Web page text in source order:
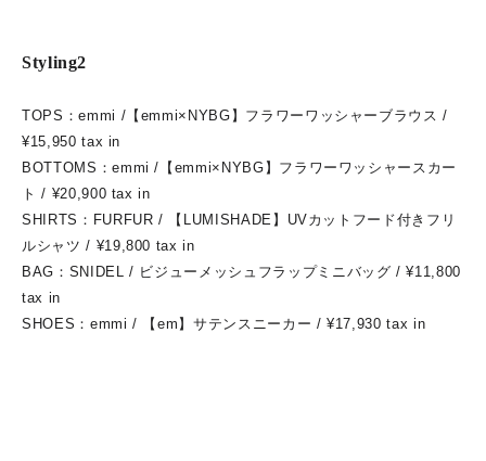
Styling2
TOPS：emmi /【emmi×NYBG】フラワーワッシャーブラウス /
¥15,950 tax in
BOTTOMS：emmi /【emmi×NYBG】フラワーワッシャースカー
ト / ¥20,900 tax in
SHIRTS：FURFUR / 【LUMISHADE】UVカットフード付きフリ
ルシャツ / ¥19,800 tax in
BAG：SNIDEL / ビジューメッシュフラップミニバッグ / ¥11,800
tax in
SHOES：emmi / 【em】サテンスニーカー / ¥17,930 tax in